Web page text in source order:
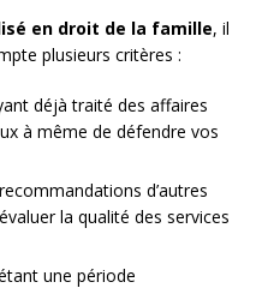
en droit de la famille, il
plusieurs critères :
déjà traité des affaires
à même de défendre vos
d’autres
la qualité des services
une période